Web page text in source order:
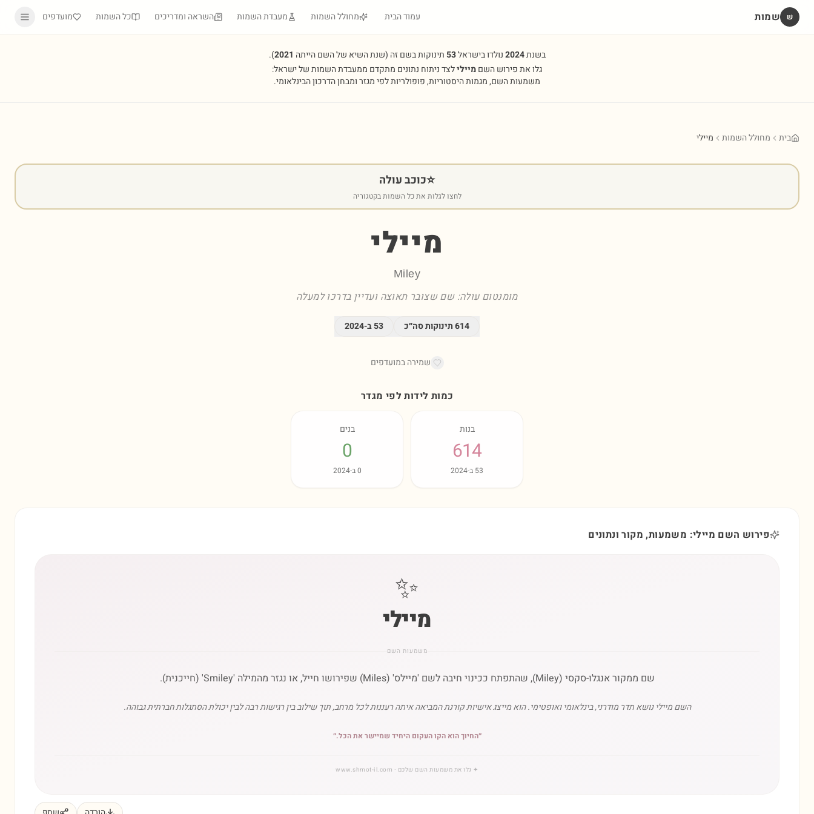
שׁ שמות עמוד הבית מחולל השמות מעבדת השמות השראה ומדריכים כל השמות מועדפים
בשנת2024נולדו בישראל53תינוקות בשם זה (שנת השיא של השם הייתה 2021
).
גלו את פירוש השםמיילילצד ניתוח נתונים מתקדם ממעבדת השמות של ישראל:
משמעות השם, מגמות היסטוריות, פופולריות לפי מגזר ומבחן הדרכון הבינלאומי.
בית מחולל השמות מיילי
⭐כוכב עולה
לחצו לגלות את כל השמות בקטגוריה
מיילי
Miley
מומנטום עולה: שם שצובר תאוצה ועדיין בדרכו למעלה
614תינוקות סה״כ 53ב-2024
שמירה במועדפים
כמות לידות לפי מגדר
בנות
614
53 ב-2024
בנים
0
0ב-2024
פירוש השם מיילי: משמעות, מקור ונתונים
✨
מיילי
משמעות השם
שם ממקור אנגלו-סקסי (Miley), שהתפתח ככינוי חיבה לשם 'מיילס' (Miles) שפירושו חייל, או נגזר מהמילה 'Smiley' (חייכנית).
השם מיילי נושא תדר מודרני, בינלאומי ואופטימי. הוא מייצג אישיות קורנת המביאה איתה רעננות לכל מרחב, תוך שילוב בין רגישות רבה לבין יכולת הסתגלות חברתית גבוהה.
״החיוך הוא הקו העקום היחיד שמיישר את הכל.״
✦ גלו את משמעות השם שלכם · www.shmot-il.com